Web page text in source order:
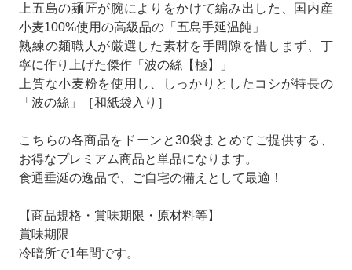
上五島の麺匠が腕によりをかけて編み出した、国内産
小麦100%使用の高級品の「五島手延温飩」
熟練の麺職人が厳選した素材を手間隙を惜しまず、丁
寧に作り上げた傑作「波の絲【極】」
上質な小麦粉を使用し、しっかりとしたコシが特長の
「波の絲」［和紙袋入り］
こちらの各商品をドーンと30袋まとめてご提供する、
お得なプレミアム商品と単品になります。
食通垂涎の逸品で、ご自宅の備えとして最適！
【商品規格・賞味期限・原材料等】
賞味期限
冷暗所で1年間です。